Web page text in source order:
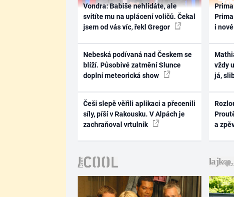
Vondra: Babiše nehlídáte, ale
svítíte mu na uplácení voličů. Čekal
jsem od vás víc, řekl Gregor
Nebeská podívaná nad Českem se
blíží. Působivé zatmění Slunce
doplní meteorická show
Češi slepě věřili aplikaci a přecenili
síly, píší v Rakousku. V Alpách je
zachraňoval vrtulník
i
vždy
já,
a